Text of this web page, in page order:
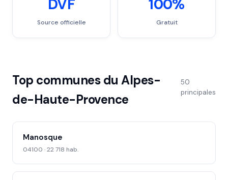
DVF
Source officielle
100%
Gratuit
Top communes du Alpes-
de-Haute-Provence
50
principales
Manosque
04100 · 22 718 hab.